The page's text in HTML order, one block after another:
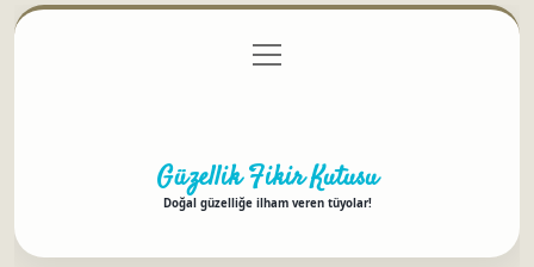
Gizlilik Politikası
menüyü
aç
Güzellik Fikir Kutusu
Doğal güzelliğe ilham veren tüyolar!